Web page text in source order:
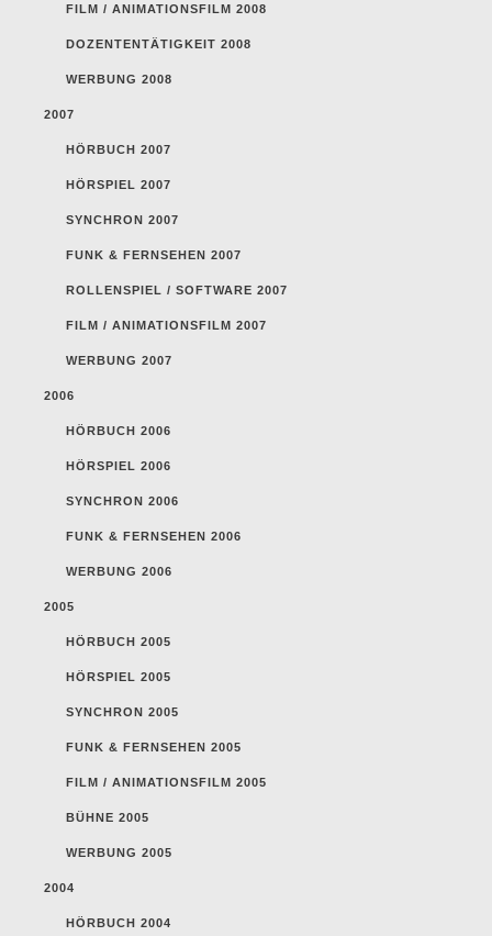
FILM / ANIMATIONSFILM 2008
DOZENTENTÄTIGKEIT 2008
WERBUNG 2008
2007
HÖRBUCH 2007
HÖRSPIEL 2007
SYNCHRON 2007
FUNK & FERNSEHEN 2007
ROLLENSPIEL / SOFTWARE 2007
FILM / ANIMATIONSFILM 2007
WERBUNG 2007
2006
HÖRBUCH 2006
HÖRSPIEL 2006
SYNCHRON 2006
FUNK & FERNSEHEN 2006
WERBUNG 2006
2005
HÖRBUCH 2005
HÖRSPIEL 2005
SYNCHRON 2005
FUNK & FERNSEHEN 2005
FILM / ANIMATIONSFILM 2005
BÜHNE 2005
WERBUNG 2005
2004
HÖRBUCH 2004